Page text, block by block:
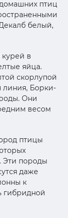
птиц
белый,
в
яйца.
скорлупой
линия, Борки-
Они
весом
птицы
Эти породы
даже
к
гибридной